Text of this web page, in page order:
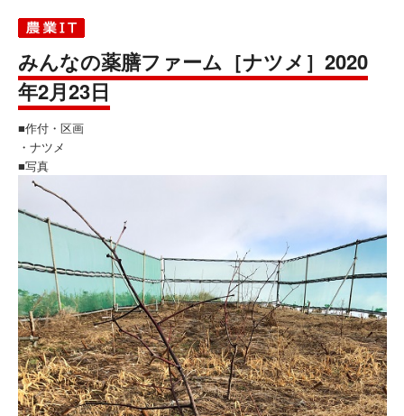
みんなの薬膳ファーム［ナツメ］2020
年2月23日
■作付・区画
・ナツメ
■写真